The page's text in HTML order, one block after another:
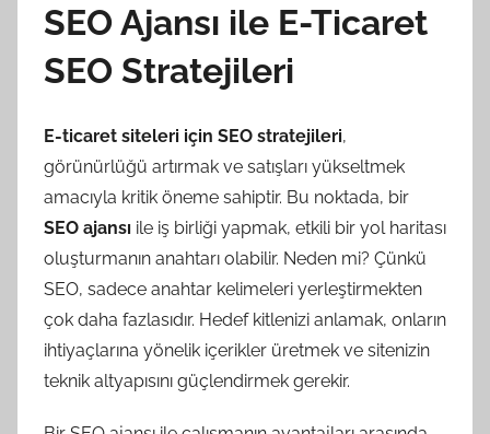
SEO Ajansı ile E-Ticaret
SEO Stratejileri
E-ticaret siteleri için SEO stratejileri,
görünürlüğü artırmak ve satışları yükseltmek
amacıyla kritik öneme sahiptir. Bu noktada, bir
SEO ajansı ile iş birliği yapmak, etkili bir yol haritası
oluşturmanın anahtarı olabilir. Neden mi? Çünkü
SEO, sadece anahtar kelimeleri yerleştirmekten
çok daha fazlasıdır. Hedef kitlenizi anlamak, onların
ihtiyaçlarına yönelik içerikler üretmek ve sitenizin
teknik altyapısını güçlendirmek gerekir.